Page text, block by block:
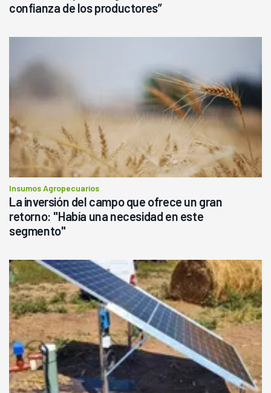
confianza de los productores”
Insumos Agropecuarios
La inversión del campo que ofrece un gran
retorno: "Había una necesidad en este
segmento"